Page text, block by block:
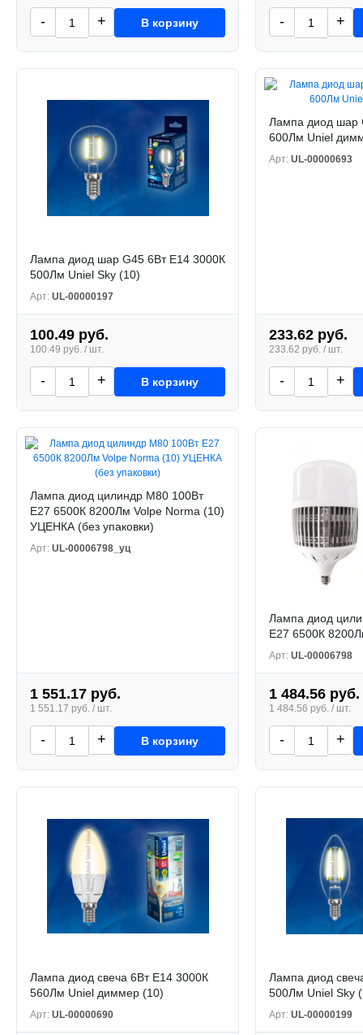
- + В корзину - +
Лампа диод шар G45 6Вт Е14 3000К
500Лм Uniel Sky (10)
Арт: UL-00000197
100.49 руб.
100.49 руб. / шт.
- + В корзину
Лампа диод шар
600Лм Uniel
Арт: UL-00000693
233.62 руб.
233.62 руб. / шт.
- +
Лампа диод цилиндр M80 100Вт
Е27 6500К 8200Лм Volpe Norma (10)
УЦЕНКА (без упаковки)
Арт: UL-00006798_уц
1 551.17 руб.
1 551.17 руб. / шт.
- + В корзину
Лампа диод
Е27 6500К
Арт: UL-00006798
1 484.56 руб.
1 484.56 руб. / шт.
- +
Лампа диод свеча 6Вт Е14 3000К
560Лм Uniel диммер (10)
Арт: UL-00000690
Лампа диод
500Лм Uniel Sky
Арт: UL-00000199